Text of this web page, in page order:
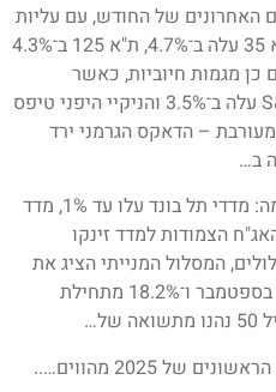
האחרונים של החודש, עם עליות
חדות במדדים המובילים: מדד ת"א 35 עלה ב־4.7%, ת"א 125 ב־4.3%
נרשמו גם כן מגמות חיוביות, כאשר
הנאסד"ק הוסיף 5.6%, ה־S&P 500 עלה ב־3.5% והניקיי היפני טיפס
מעורבת – הדאקס הגרמני ירד
באג"ח המקומי נרשמה תמונה דומה: מדדי תל בונד עלו עד 1%, מדד
ממשלתיות טיפס ב־0.8% והאג"ח הצמודות למדד זינקו
המסלול המנייתי הציג את
התשואה הגבוהה ביותר עם 3.5% בספטמבר ו־18.2% מתחילת
2025 מהווים…..